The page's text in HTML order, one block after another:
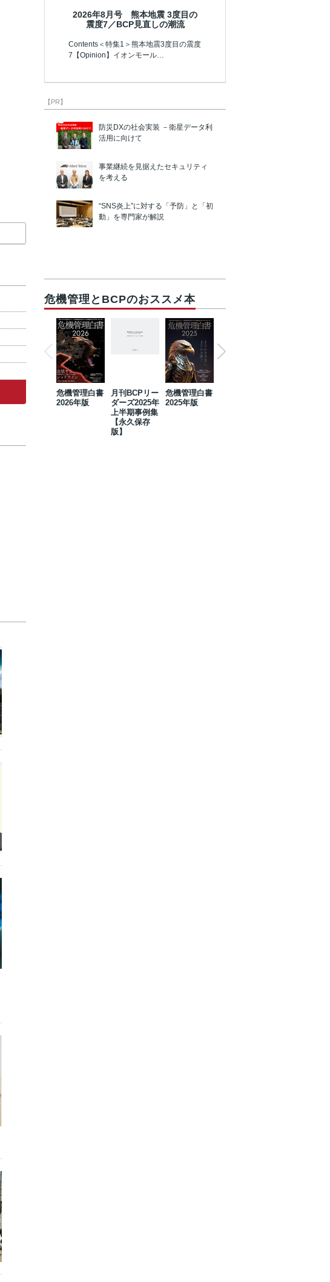
2026年8月号 熊本地震 3度目の
震度7／BCP見直しの潮流
Contents＜特集1＞熊本地震3度目の震度
7【Opinion】イオンモール…
【PR】
防災DXの社会実装 －衛星データ利
活用に向けて
事業継続を見据えたセキュリティ
を考える
“SNS炎上”に対する「予防」と「初
動」を専門家が解説
危機管理とBCPのおススメ本
危機管理白書
2026年版
月刊BCPリー
ダーズ2025年
上半期事例集
【永久保存
版】
危機管理白書
2025年版